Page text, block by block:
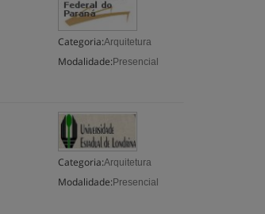
Categoria:Arquitetura
Modalidade: Presencial
Categoria:Arquitetura
Modalidade: Presencial